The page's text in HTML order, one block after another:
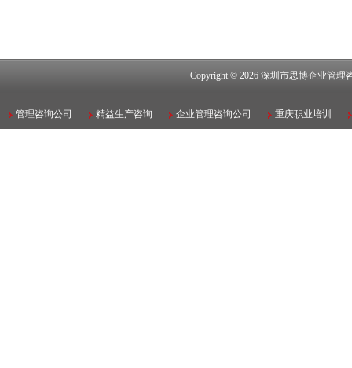
Copyright © 2026 深圳市思博企业管理
管理咨询公司 精益生产咨询 企业管理咨询公司 重庆职业培训